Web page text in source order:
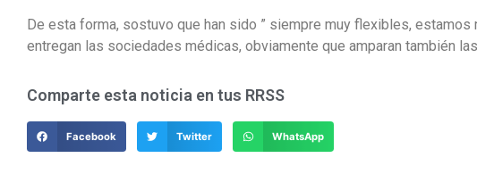
De esta forma, sostuvo que han sido ” siempre muy flexibles,
entregan las sociedades médicas, obviamente que amparan también
Comparte esta noticia en tus RRSS
Facebook Twitter WhatsApp